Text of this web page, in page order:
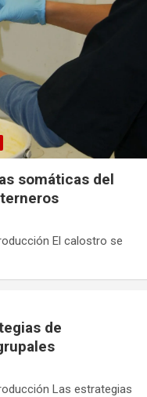
somáticas del
El calostro se
de
Las estrategias